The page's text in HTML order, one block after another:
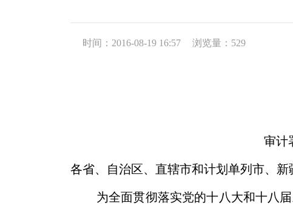
时间：2016-08-19 16:57 浏览量：529
审计
各省、自治区、直辖市和计划单列市、
为全面贯彻落实党的十八大和十八